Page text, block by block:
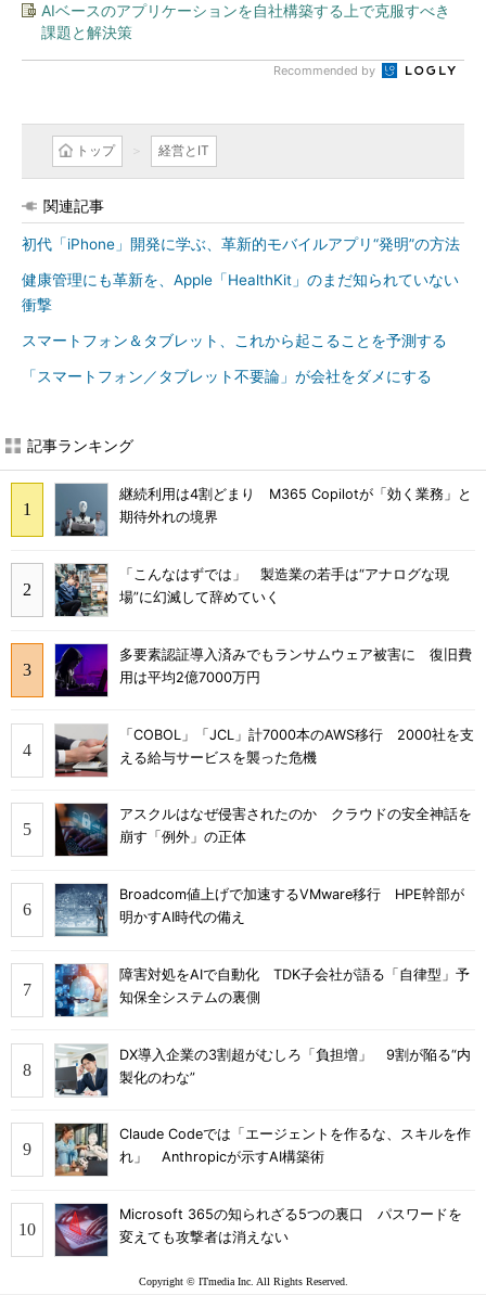
AIベースのアプリケーションを自社構築する上で克服すべき
課題と解決策
Recommended by
トップ 経営とIT
関連記事
初代「iPhone」開発に学ぶ、革新的モバイルアプリ“発明”の方法
健康管理にも革新を、Apple「HealthKit」のまだ知られていない
衝撃
スマートフォン＆タブレット、これから起こることを予測する
「スマートフォン／タブレット不要論」が会社をダメにする
記事ランキング
継続利用は4割どまり M365 Copilotが「効く業務」と
期待外れの境界
「こんなはずでは」 製造業の若手は“アナログな現
場”に幻滅して辞めていく
多要素認証導入済みでもランサムウェア被害に 復旧費
用は平均2億7000万円
「COBOL」「JCL」計7000本のAWS移行 2000社を支
える給与サービスを襲った危機
アスクルはなぜ侵害されたのか クラウドの安全神話を
崩す「例外」の正体
Broadcom値上げで加速するVMware移行 HPE幹部が
明かすAI時代の備え
障害対処をAIで自動化 TDK子会社が語る「自律型」予
知保全システムの裏側
DX導入企業の3割超がむしろ「負担増」 9割が陥る“内
製化のわな”
Claude Codeでは「エージェントを作るな、スキルを作
れ」 Anthropicが示すAI構築術
Microsoft 365の知られざる5つの裏口 パスワードを
変えても攻撃者は消えない
Copyright © ITmedia Inc. All Rights Reserved.